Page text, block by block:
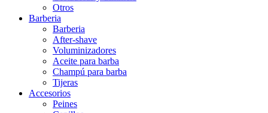
Otros
Barberia
Barberia
After-shave
Voluminizadores
Aceite para barba
Champú para barba
Tijeras
Accesorios
Peines